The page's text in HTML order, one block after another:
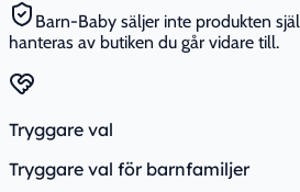
Barn-Baby säljer inte produkten
hanteras av butiken du går vidare till.
Tryggare val
Tryggare val för barnfamiljer